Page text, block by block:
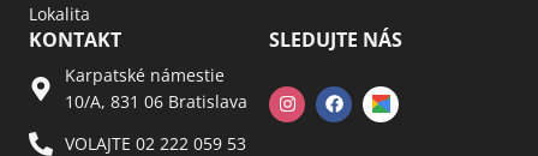
Lokalita
KONTAKT
Karpatské námestie
10/A, 831 06 Bratislava
VOLAJTE 02 222 059 53​
SLEDUJTE NÁS